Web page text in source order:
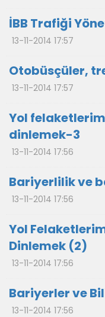
İBB Trafiği
13-11-2014 17:57
Otobüsçüler,
13-11-2014 17:57
Yol
dinlemek-3
13-11-2014 17:56
Bariyerlilik ve
13-11-2014 17:56
Yol
Dinlemek (2)
13-11-2014 17:56
Bariyerler ve
13-11-2014 17:56